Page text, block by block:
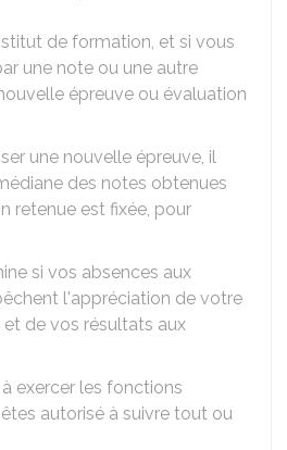
de formation, et si vous
une note ou une autre
épreuve ou évaluation
une nouvelle épreuve, il
des notes obtenues
retenue est fixée, pour
si vos absences aux
l'appréciation de votre
de vos résultats aux
exercer les fonctions
autorisé à suivre tout ou